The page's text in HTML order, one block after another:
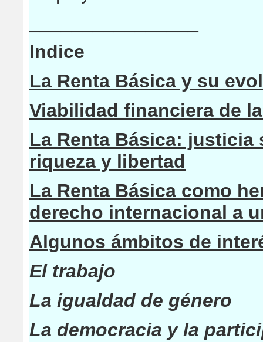
Indice
La Renta Básica y su
Viabilidad financiera de
La Renta Básica:
riqueza y libertad
La Renta Básica como
derecho internacional a
Algunos ámbitos de
El trabajo
La igualdad de género
La democracia y la